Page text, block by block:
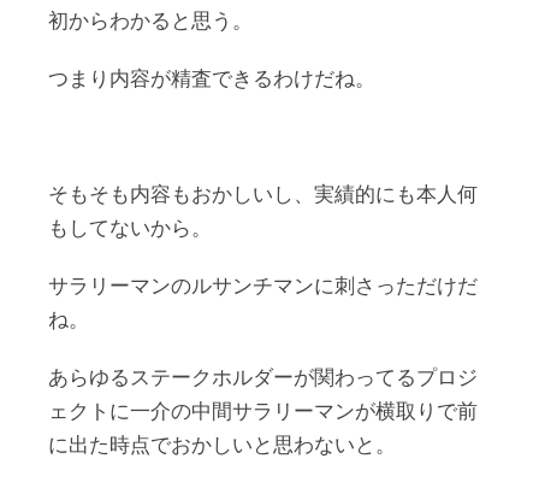
初からわかると思う。
つまり内容が精査できるわけだね。
そもそも内容もおかしいし、実績的にも本人何
もしてないから。
サラリーマンのルサンチマンに刺さっただけだ
ね。
あらゆるステークホルダーが関わってるプロジ
ェクトに一介の中間サラリーマンが横取りで前
に出た時点でおかしいと思わないと。